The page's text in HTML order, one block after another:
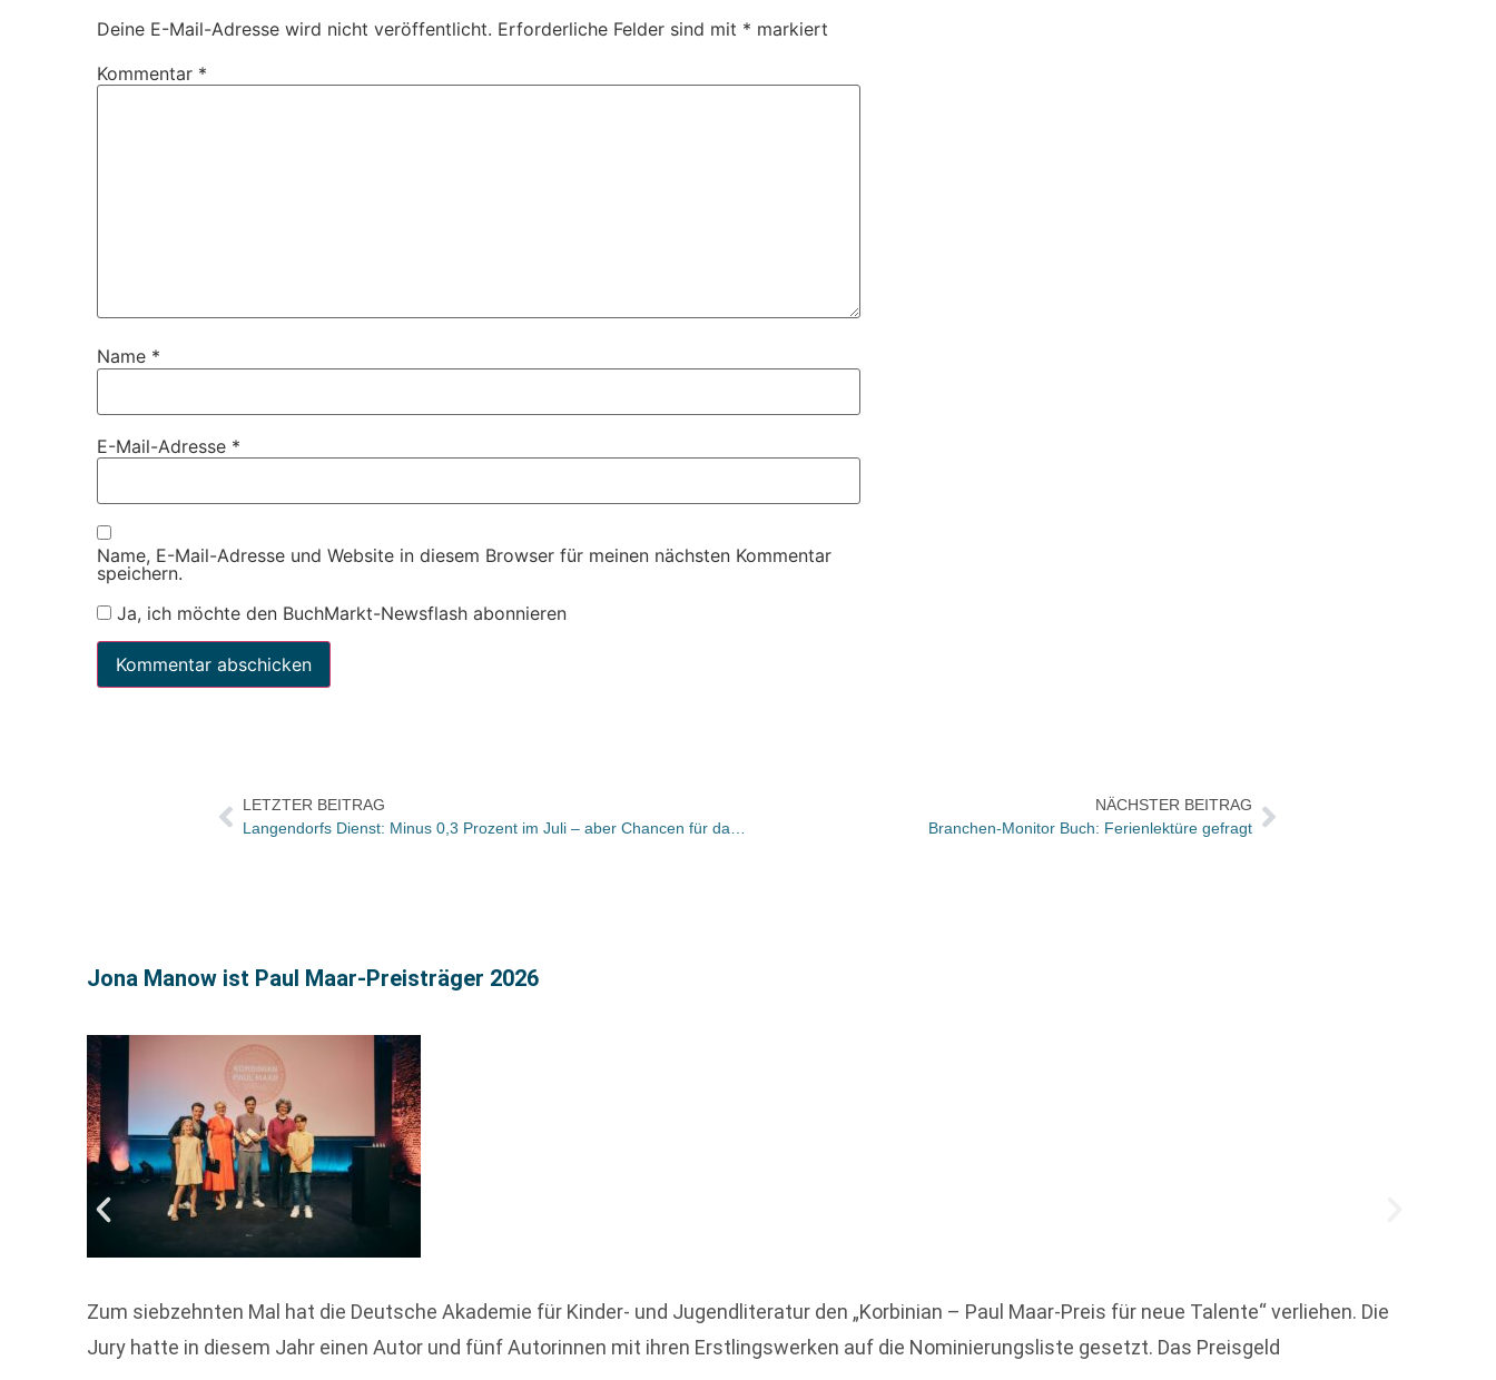
Deine E-Mail-Adresse wird nicht veröffentlicht. Erforderliche Felder sind mit * markiert
Kommentar *
Name *
E-Mail-Adresse *
Name, E-Mail-Adresse und Website in diesem Browser für meinen nächsten Kommentar
speichern.
Ja, ich möchte den BuchMarkt-Newsflash abonnieren
LETZTER BEITRAG
NÄCHSTER BEITRAG
Branchen-Monitor Buch: Ferienlektüre gefragt
Jona Manow ist Paul Maar-Preisträger 2026
Zum siebzehnten Mal hat die Deutsche Akademie für Kinder- und Jugendliteratur den „Korbinian – Paul Maar-Preis für neue Talente“ verliehen. Die
Jury hatte in diesem Jahr einen Autor und fünf Autorinnen mit ihren Erstlingswerken auf die Nominierungsliste gesetzt. Das Preisgeld